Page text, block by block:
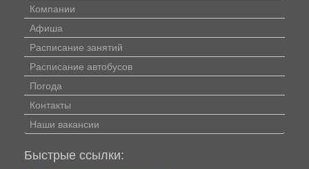
Компании
Афиша
Расписание занятий
Расписание автобусов
Погода
Контакты
Наши вакансии
Быстрые ссылки: